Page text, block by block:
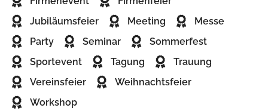
Jubiläumsfeier
Meeting
Messe
Party
Seminar
Sommerfest
Sportevent
Tagung
Trauung
Vereinsfeier
Weihnachtsfeier
Workshop